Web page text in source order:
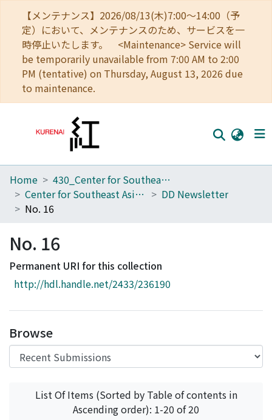
【メンテナンス】2026/08/13(木)7:00～14:00（予
定）において、メンテナンスのため、サービスを一
時停止いたします。 <Maintenance> Service will
be temporarily unavailable from 7:00 AM to 2:00
PM (tentative) on Thursday, August 13, 2026 due
to maintenance.
Home
Communities
Download Ranking
Access Statistics
Home
430_Center for Southeast Asian Studies
Center for Southeast Asian Studies
DD Newsletter
No. 16
No. 16
Permanent URI for this collection
http://hdl.handle.net/2433/236190
Browse
List Of Items (Sorted by Table of contents in
Ascending order): 1-20 of 20